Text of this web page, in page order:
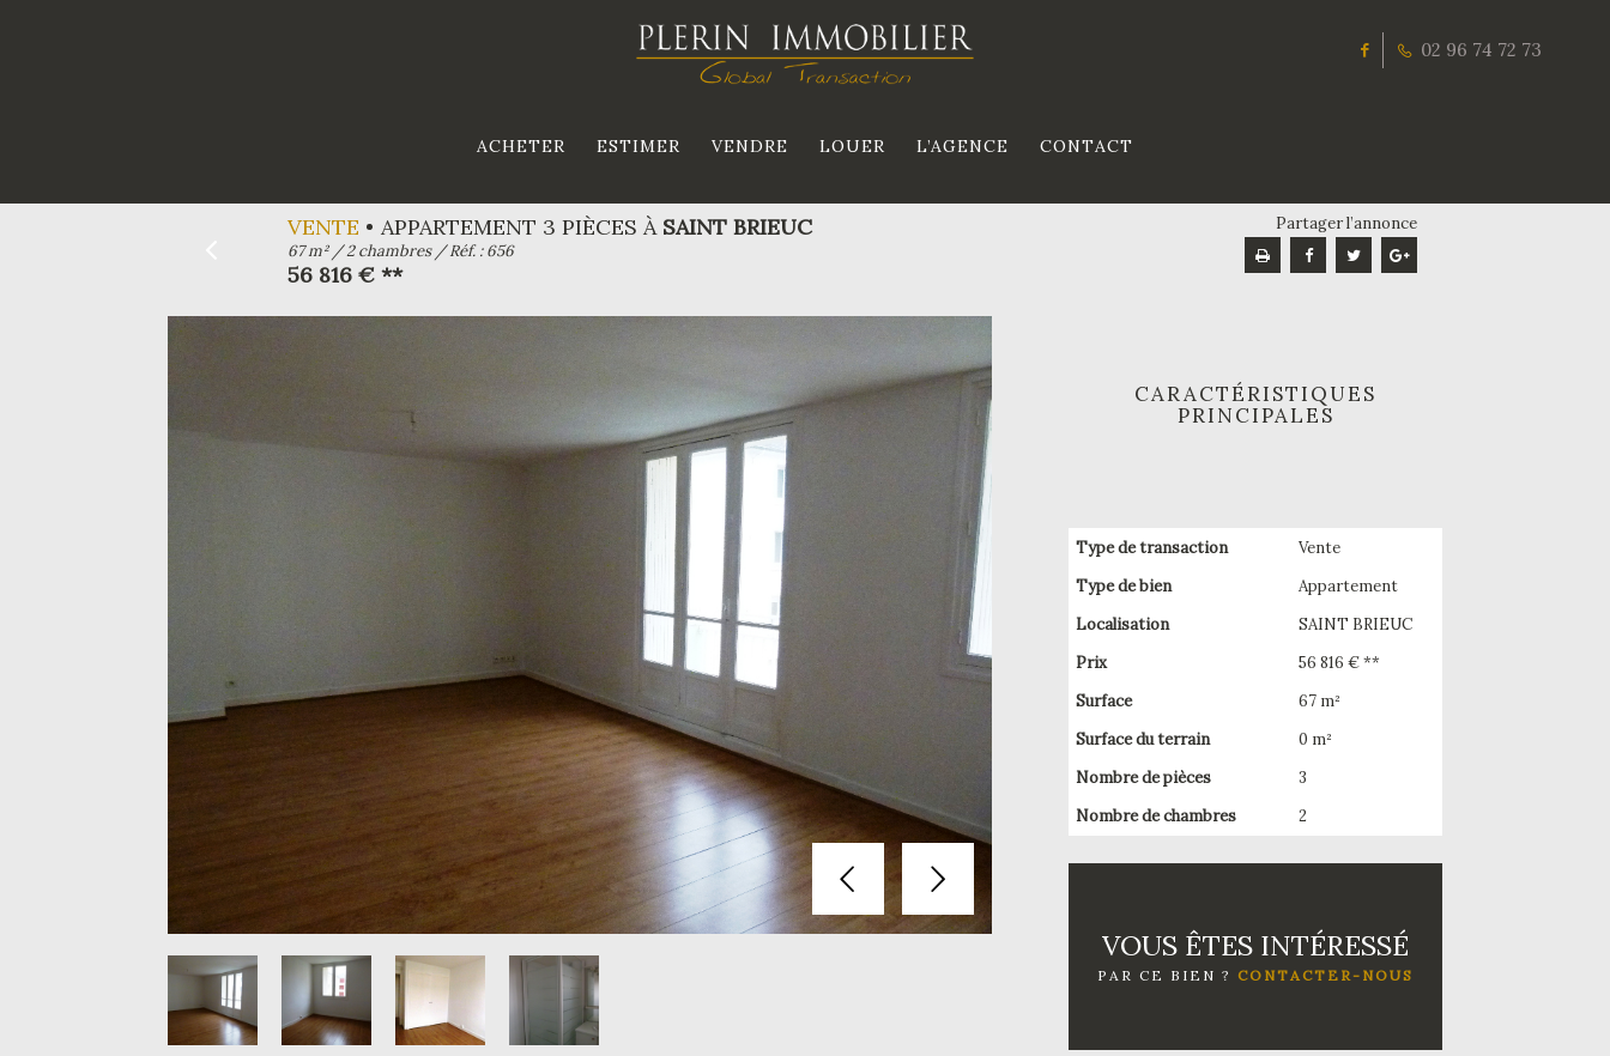
02 96 74 72 73
ACHETER ESTIMER VENDRE LOUER L’AGENCE CONTACT
VENTE APPARTEMENT 3 PIÈCES À SAINT BRIEUC
67 m² / 2 chambres / Réf. : 656
56 816 € **
Partager l’annonce
PrécédentSuivant
CARACTÉRISTIQUES
PRINCIPALES
Type de transaction
Vente
Type de bien
Appartement
Localisation
SAINT BRIEUC
Prix
56 816 € **
Surface
67 m²
Surface du terrain
0 m²
Nombre de pièces
3
Nombre de chambres
2
VOUS ÊTES INTÉRESSÉ
PAR CE BIEN ? CONTACTER-NOUS